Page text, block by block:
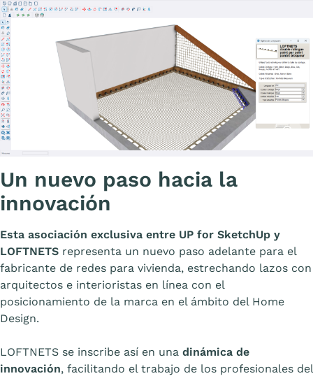
Un nuevo paso hacia la
innovación
Esta asociación exclusiva entre UP for SketchUp y
LOFTNETS representa un nuevo paso adelante para el
fabricante de redes para vivienda, estrechando lazos con
arquitectos e interioristas en línea con el
posicionamiento de la marca en el ámbito del Home
Design.
LOFTNETS se inscribe así en una dinámica de
innovación, facilitando el trabajo de los profesionales del